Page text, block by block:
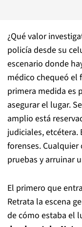
¿Qué valor
policía desde su
escenario donde
médico chequeó el
primera medida es
asegurar el lugar.
amplio está
judiciales,
forenses.
pruebas y arruinar
El primero que
Retrata la escena
de cómo estaba el